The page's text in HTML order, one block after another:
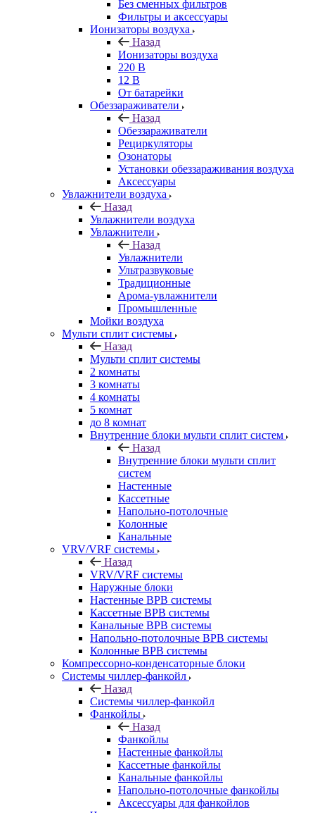
Без сменных фильтров
Фильтры и аксессуары
Ионизаторы воздуха
Назад
Ионизаторы воздуха
220 В
12 В
От батарейки
Обеззараживатели
Назад
Обеззараживатели
Рециркуляторы
Озонаторы
Установки обеззараживания воздуха
Аксессуары
Увлажнители воздуха
Назад
Увлажнители воздуха
Увлажнители
Назад
Увлажнители
Ультразвуковые
Традиционные
Арома-увлажнители
Промышленные
Мойки воздуха
Мульти сплит системы
Назад
Мульти сплит системы
2 комнаты
3 комнаты
4 комнаты
5 комнат
до 8 комнат
Внутренние блоки мульти сплит систем
Назад
Внутренние блоки мульти сплит
систем
Настенные
Кассетные
Напольно-потолочные
Колонные
Канальные
VRV/VRF системы
Назад
VRV/VRF системы
Наружные блоки
Настенные ВРВ системы
Кассетные ВРВ системы
Канальные ВРВ системы
Напольно-потолочные ВРВ системы
Колонные ВРВ системы
Компрессорно-конденсаторные блоки
Системы чиллер-фанкойл
Назад
Системы чиллер-фанкойл
Фанкойлы
Назад
Фанкойлы
Настенные фанкойлы
Кассетные фанкойлы
Канальные фанкойлы
Напольно-потолочные фанкойлы
Аксессуары для фанкойлов